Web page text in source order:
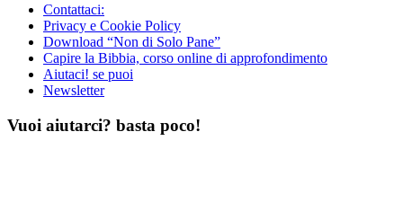
Contattaci:
Privacy e Cookie Policy
Download “Non di Solo Pane”
Capire la Bibbia, corso online di approfondimento
Aiutaci! se puoi
Newsletter
Vuoi aiutarci? basta poco!